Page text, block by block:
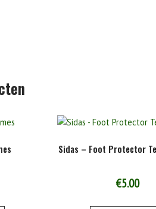
Sidas – Foot Protector
€5.00